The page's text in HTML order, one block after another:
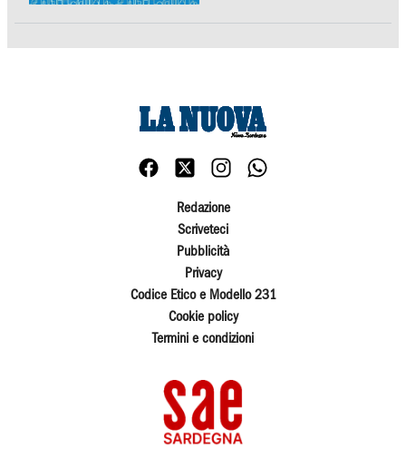
Redazione
Scriveteci
Pubblicità
Privacy
Codice Etico e Modello 231
Cookie policy
Termini e condizioni